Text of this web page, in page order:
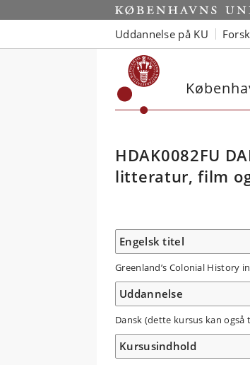
Uddannelse på KU
HDAK0082FU
litteratur, film
Engelsk titel
Greenland’s Colonial History
Uddannelse
Dansk (dette kursus kan
Kursusindhold